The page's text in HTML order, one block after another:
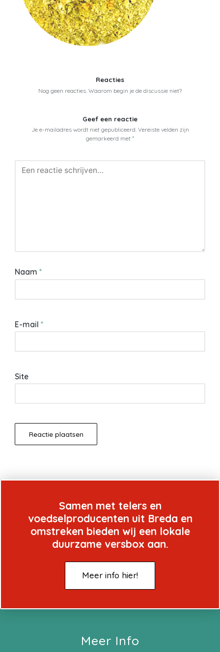
Reacties
Nog geen reacties. Waarom begin je de discussie niet?
Geef een reactie
Je e-mailadres wordt niet gepubliceerd. Vereiste velden zijn
gemarkeerd met *
Naam *
E-mail *
Site
Samen met telers en
voedselproducenten uit Breda en
omstreken bieden wij een lokale
duurzame versbox aan.
Meer info hier!
Meer Info